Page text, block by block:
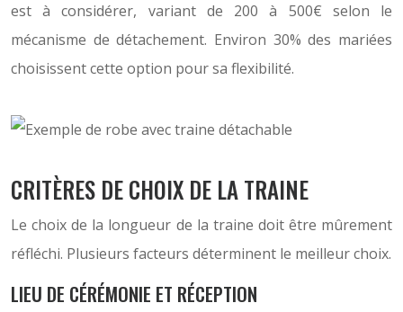
est à considérer, variant de 200 à 500€ selon le
mécanisme de détachement. Environ 30% des mariées
choisissent cette option pour sa flexibilité.
CRITÈRES DE CHOIX DE LA TRAINE
Le choix de la longueur de la traine doit être mûrement
réfléchi. Plusieurs facteurs déterminent le meilleur choix.
LIEU DE CÉRÉMONIE ET RÉCEPTION